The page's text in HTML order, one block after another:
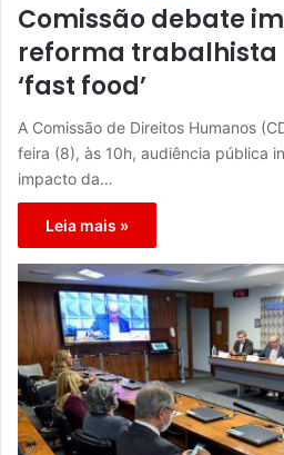
Comissão debate
reforma trabalhista
‘fast food’
A Comissão de Direitos Humanos
feira (8), às 10h, audiência pública
impacto da…
Leia mais »